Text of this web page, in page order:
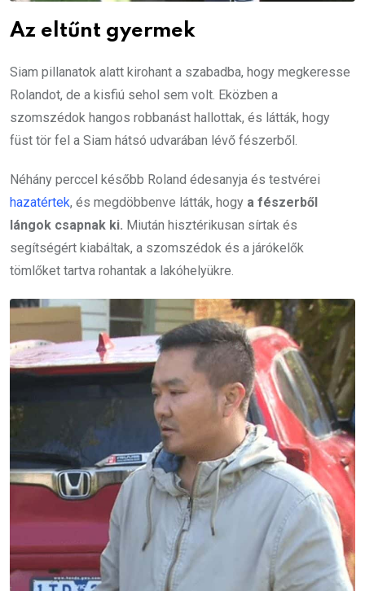
Az eltűnt gyermek
Siam pillanatok alatt kirohant a szabadba, hogy megkeresse
Rolandot, de a kisfiú sehol sem volt. Eközben a
szomszédok hangos robbanást hallottak, és látták, hogy
füst tör fel a Siam hátsó udvarában lévő fészerből.
Néhány perccel később Roland édesanyja és testvérei
hazatértek, és megdöbbenve látták, hogy a fészerből
lángok csapnak ki. Miután hisztérikusan sírtak és
segítségért kiabáltak, a szomszédok és a járókelők
tömlőket tartva rohantak a lakóhelyükre.